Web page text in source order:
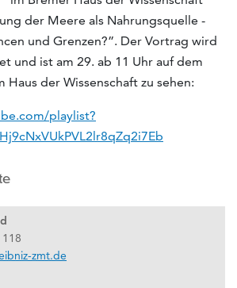
der Meere als Nahrungsquelle -
und Grenzen?”. Der Vortrag wird
und ist am 29. ab 11 Uhr auf dem
Haus der Wissenschaft zu sehen:
playlist?
zmt.de